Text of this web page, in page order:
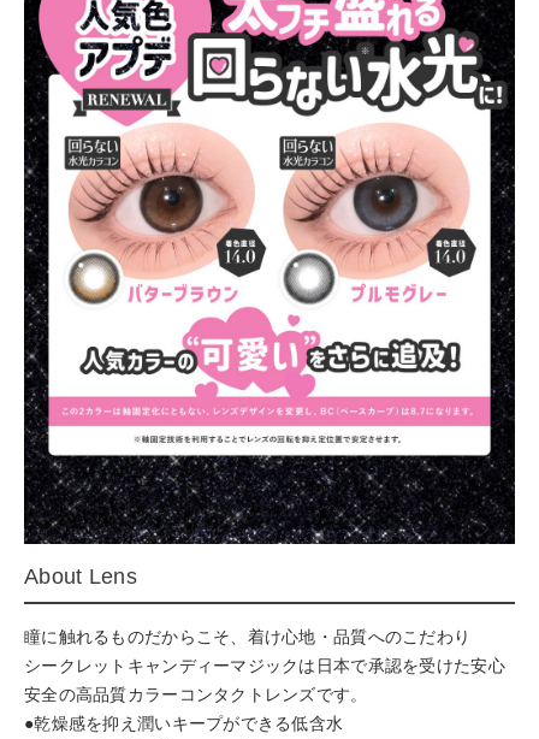
About Lens
瞳に触れるものだからこそ、着け心地・品質へのこだわり
シークレットキャンディーマジックは日本で承認を受けた安心
安全の高品質カラーコンタクトレンズです。
●乾燥感を抑え潤いキープができる低含水